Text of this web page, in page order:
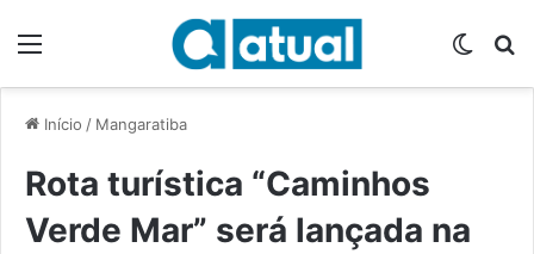
Início / Mangaratiba
Rota turística “Caminhos
Verde Mar” será lançada na